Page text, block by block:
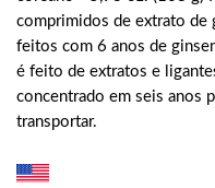
comprimidos de extrato de
feitos com 6 anos de
é feito de extratos e
concentrado em seis anos
transportar.